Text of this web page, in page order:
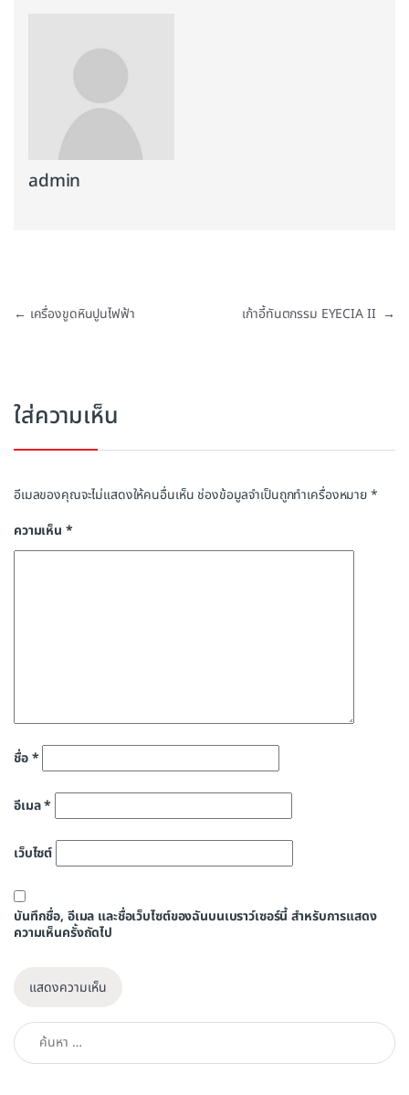
admin
แนะแนวเรื่อง
← เครื่องขูดหินปูนไฟฟ้า เก้าอี้ทันตกรรม EYECIA II →
ใส่ความเห็น
อีเมลของคุณจะไม่แสดงให้คนอื่นเห็น ช่องข้อมูลจำเป็นถูกทำเครื่องหมาย*
ความเห็น *
ชื่อ*
อีเมล*
เว็บไซต์
บันทึกชื่อ, อีเมล และชื่อเว็บไซต์ของฉันบนเบราว์เซอร์นี้ สำหรับการแสดง
ความเห็นครั้งถัดไป
ค้นหาสำหรับ: